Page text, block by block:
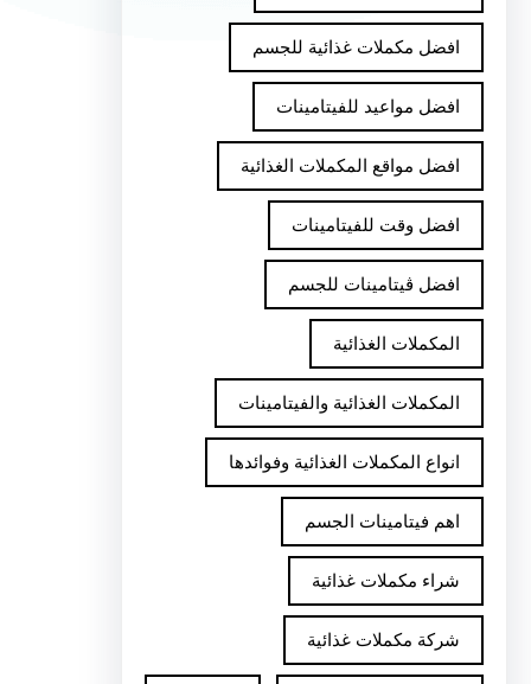
افضل مكملات غذائية للجسم
افضل مواعيد للفيتامينات
افضل مواقع المكملات الغذائية
افضل وقت للفيتامينات
افضل ڤيتامينات للجسم
المكملات الغذائية
المكملات الغذائية والفيتامينات
انواع المكملات الغذائية وفوائدها
اهم فيتامينات الجسم
شراء مكملات غذائية
شركة مكملات غذائية